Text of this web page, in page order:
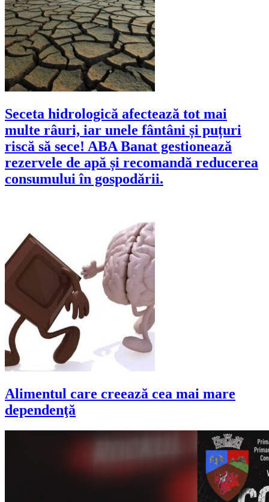
Seceta hidrologică afectează tot mai
multe râuri, iar unele fântâni și puțuri
riscă să sece! ABA Banat gestionează
rezervele de apă și recomandă reducerea
consumului în gospodării.
Alimentul care creează cea mai mare
dependenţă